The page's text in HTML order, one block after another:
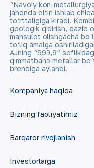
“Navoiy kon-
jahonda oltin ishlab
to‘rttaligiga kiradi.
geologik qidirish, qazib
mahsulot olishgacha
to‘liq amalga
AJning “999,9”
qimmatbaho metallar
brendiga aylandi.
Kompaniya haqida
Bizning faoliyatimiz
Barqaror rivojlanish
Investorlarga